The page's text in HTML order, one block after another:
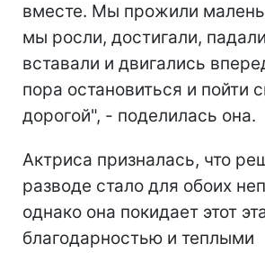
вместе. Мы прожили
мы росли, достигали,
вставали и двигались
пора остановиться и пойти
дорогой", - поделилась она.
Актриса призналась, что
разводе стало для обоих
однако она покидает этот
благодарностью и теплыми